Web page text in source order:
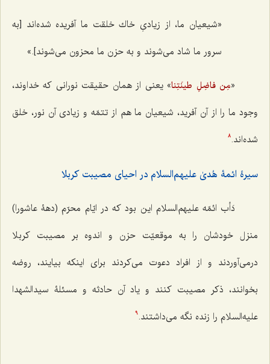
«شيعيان ما، از زيادىِ خاك خلقت ما آفريده شده‌اند [به
سرور ما شاد می‌شوند و به حزن ما محزون می‌شوند].»
«مِن فاضِلِ طینَتِنا» يعنى از همان حقيقت نورانى كه خداوند،
وجود ما را از آن‌ آفريد، شيعيان ما هم از تتمّه و زيادى آن نور، خلق
شده‌اند.8
سیرۀ ائمۀ هُدیٰ علیهم‌السلام در احیای مصیبت کربلا
دَأب ائمّه علیهم‌السلام اين بود كه در ايّام محرّم (دهۀ عاشورا)
منزل خودشان را به موقعيّت حزن و اندوه بر مصيبت كربلا
درمى‌آوردند و از افراد دعوت مى‌كردند براى اينكه بيايند، روضه
بخوانند، ذكر مصيبت كنند و ياد آن حادثه و مسئلۀ سيدالشهدا
عليه‌السلام را زنده نگه‌ مى‌‌داشتند.9